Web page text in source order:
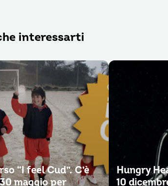
interessarti
“I feel Cud”. C’è
maggio per
Hungry
10